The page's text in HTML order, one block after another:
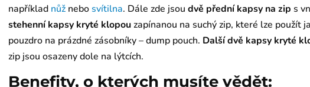
například nůž nebosvítilna. Dále zde jsoudvě přední kapsy na zip s
stehenní kapsy kryté klopouzapínanou na suchý zip, které lze použít
pouzdro na prázdné zásobníky – dump pouch. Další dvě kapsy kryté
zip jsou osazeny dole na lýtcích.
Benefity, o kterých musíte vědět: